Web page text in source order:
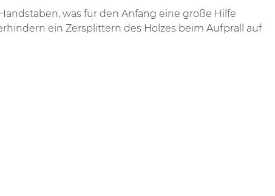
was für den Anfang eine große Hilfe
ein Zersplittern des Holzes beim Aufprall auf